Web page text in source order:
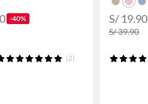
-40%
(2)
S/ 19.90
S/ 39.90